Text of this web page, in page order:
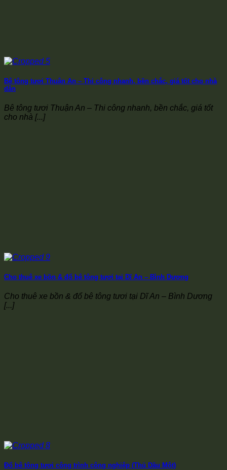
Bê tông tươi Thuận An – Thi công nhanh, bền chắc, giá tốt cho nhà
dân
Bê tông tươi Thuận An – Thi công nhanh, bền chắc, giá tốt
cho nhà [...]
Cho thuê xe bồn & đổ bê tông tươi tại Dĩ An – Bình Dương
Cho thuê xe bồn & đổ bê tông tươi tại Dĩ An – Bình Dương
[...]
Đổ bê tông tươi công trình công nghiệp (Thủ Dầu Một)